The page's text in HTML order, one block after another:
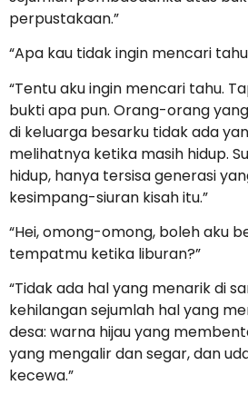
perpustakaan.”
“Apa kau tidak ingin mencari
“Tentu aku ingin mencari tahu.
bukti apa pun. Orang-orang
di keluarga besarku tidak ada
melihatnya ketika masih hidup.
hidup, hanya tersisa generasi
kesimpang-siuran kisah itu.”
“Hei, omong-omong, boleh aku
tempatmu ketika liburan?”
“Tidak ada hal yang menarik di
kehilangan sejumlah hal yang
desa: warna hijau yang
yang mengalir dan segar, dan
kecewa.”